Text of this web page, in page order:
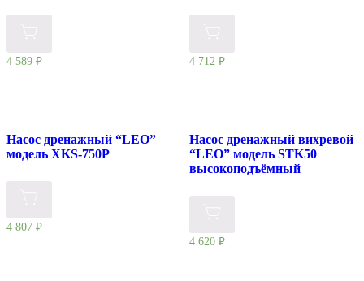
4 589 ₽ 4 712 ₽
Насос дренажный “LEO”
модель ХKS-750P
4 807 ₽
Насос дренажный вихревой
“LEO” модель STK50
высокоподъёмный
4 620 ₽